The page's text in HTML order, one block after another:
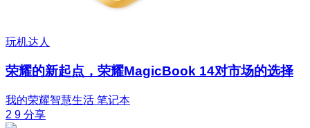
玩机达人
荣耀的新起点，荣耀MagicBook 14对市场的选择
我的荣耀智慧生活 笔记本
2 9 分享